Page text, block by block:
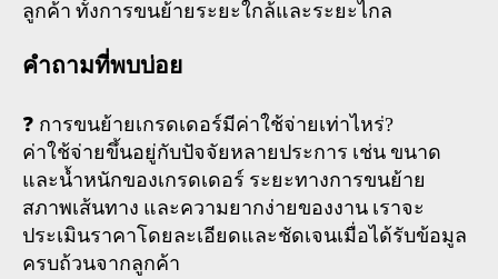
ลูกค้า ทั้งการขนย้ายระยะใกล้และระยะไกล
คำถามที่พบบ่อย
❓ การขนย้ายเกรดเดอร์มีค่าใช้จ่ายเท่าไหร่?
ค่าใช้จ่ายขึ้นอยู่กับปัจจัยหลายประการ เช่น ขนาด
และน้ำหนักของเกรดเดอร์ ระยะทางการขนย้าย
สภาพเส้นทาง และความยากง่ายของงาน เราจะ
ประเมินราคาโดยละเอียดและชัดเจนเมื่อได้รับข้อมูล
ครบถ้วนจากลูกค้า